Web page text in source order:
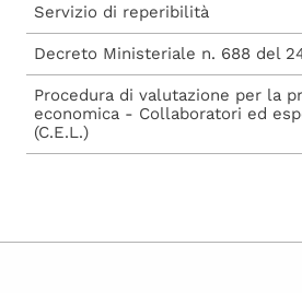
Servizio di reperibilità
bando reperibilità 2025
Decreto Ministeriale n. 688 del
Procedura di valutazione per la
economica - Collaboratori ed
(C.E.L.)